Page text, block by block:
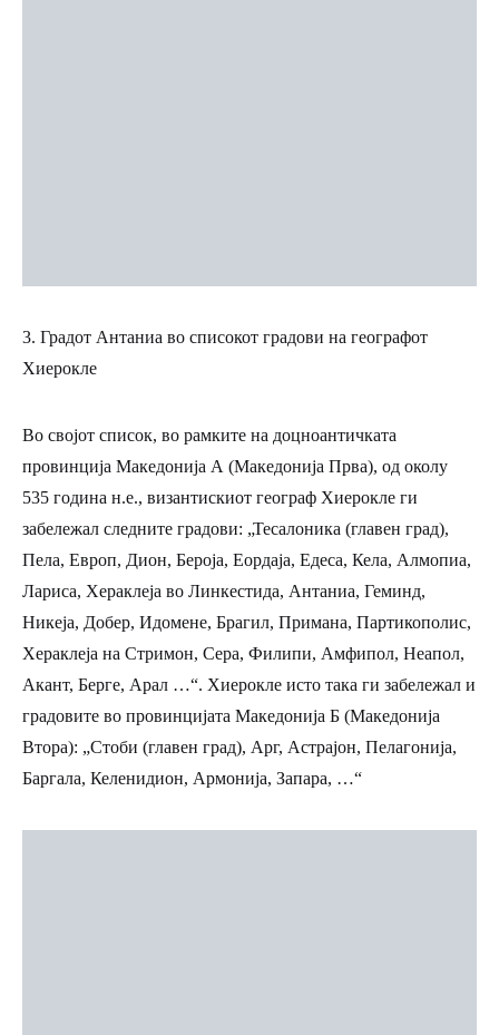
3. Градот Антаниа во списокот градови на географот
Хиерокле
Во својот список, во рамките на доцноантичката
провинција Македонија А (Македонија Прва), од околу
535 година н.е., византискиот географ Хиерокле ги
забележал следните градови: „Тесалоника (главен град),
Пела, Европ, Дион, Бероја, Еордаја, Едеса, Кела, Алмопиа,
Лариса, Хераклеја во Линкестида, Антаниа, Геминд,
Никеја, Добер, Идомене, Брагил, Примана, Партикополис,
Хераклеја на Стримон, Сера, Филипи, Амфипол, Неапол,
Акант, Берге, Арал …“. Хиерокле исто така ги забележал и
градовите во провинцијата Македонија Б (Македонија
Втора): „Стоби (главен град), Арг, Астрајон, Пелагонија,
Баргала, Келенидион, Армонија, Запара, …“